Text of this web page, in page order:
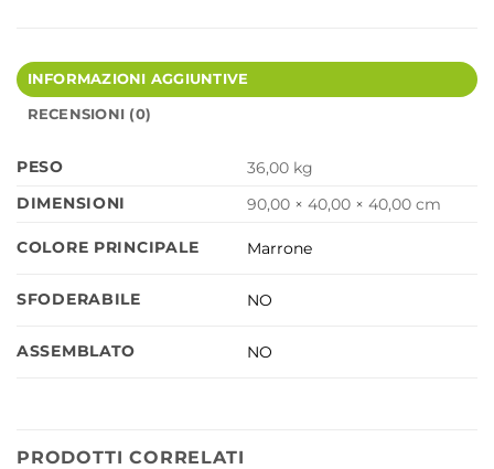
INFORMAZIONI AGGIUNTIVE
RECENSIONI (0)
PESO
36,00 kg
DIMENSIONI
90,00 × 40,00 × 40,00 cm
COLORE PRINCIPALE Marrone
SFODERABILE NO
ASSEMBLATO NO
PRODOTTI CORRELATI